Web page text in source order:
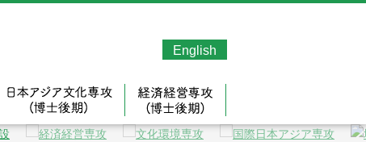
English
ダイバーシティ科学専攻(修士)日本アジア文化専攻（博士後期）